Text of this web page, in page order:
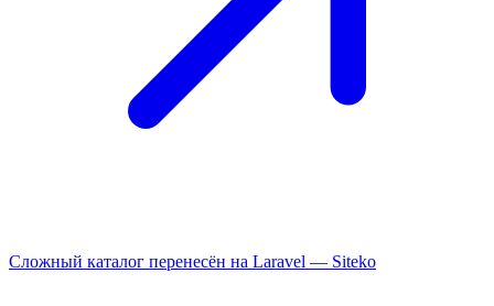
Сложный каталог перенесён на Laravel — Siteko